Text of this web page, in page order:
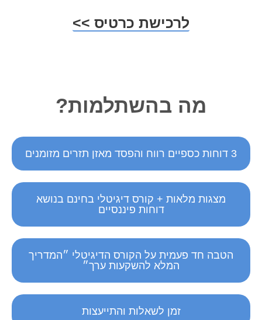
לרכישת כרטיס >>
מה בהשתלמות?
3 דוחות כספיים רווח והפסד מאזן תזרים מזומנים
מצגות מלאות + קורס דיגיטלי בחינם בנושא
דוחות פיננסיים
הטבה חד פעמית על הקורס הדיגיטלי ״המדריך
המלא להשקעות ערך״
זמן לשאלות והתייעצות